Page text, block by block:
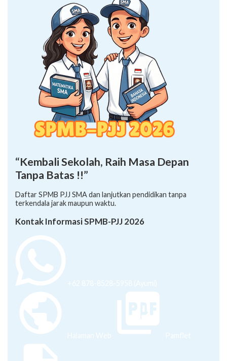
“Kembali Sekolah, Raih Masa Depan
Tanpa Batas !!”
Daftar SPMB PJJ SMA dan lanjutkan pendidikan tanpa
terkendala jarak maupun waktu.
Kontak Informasi SPMB-PJJ 2026
+62 878-8528-5958 (Ayumi)
Halaman Web Pamflet